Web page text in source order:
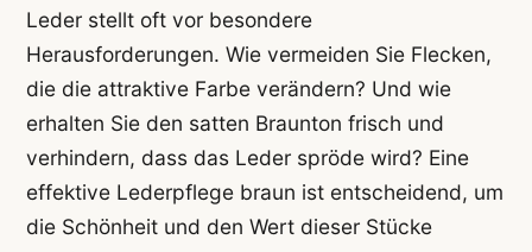
Leder stellt oft vor besondere
Herausforderungen. Wie vermeiden Sie Flecken,
die die attraktive Farbe verändern? Und wie
erhalten Sie den satten Braunton frisch und
verhindern, dass das Leder spröde wird? Eine
effektive Lederpflege braun ist entscheidend, um
die Schönheit und den Wert dieser Stücke